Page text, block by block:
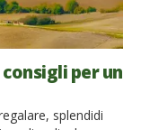
per un
splendidi